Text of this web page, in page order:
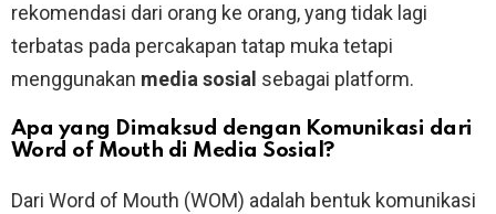
rekomendasi dari orang ke orang, yang tidak lagi
terbatas pada percakapan tatap muka tetapi
menggunakan media sosial sebagai platform.
Apa yang Dimaksud dengan Komunikasi dari
Word of Mouth di Media Sosial?
Dari Word of Mouth (WOM) adalah bentuk komunikasi